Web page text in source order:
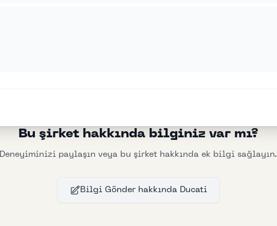
Bu şirket hakkında bilginiz var mı?
Deneyiminizi paylaşın veya bu şirket hakkında ek bilgi sağlayın.
Bilgi Gönder hakkında Ducati